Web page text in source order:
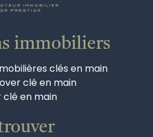
immobiliers
clés en main
clé en main
clé en main